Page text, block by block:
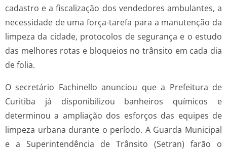
cadastro e a fiscalização dos vendedores ambulantes, a
necessidade de uma força-tarefa para a manutenção da
limpeza da cidade, protocolos de segurança e o estudo
das melhores rotas e bloqueios no trânsito em cada dia
de folia.
O secretário Fachinello anunciou que a Prefeitura de
Curitiba já disponibilizou banheiros químicos e
determinou a ampliação dos esforços das equipes de
limpeza urbana durante o período. A Guarda Municipal
e a Superintendência de Trânsito (Setran) farão o